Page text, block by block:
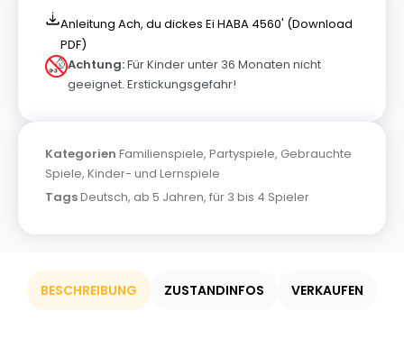
Anleitung Ach, du dickes Ei HABA 4560' (Download
PDF)
Achtung:Für Kinder unter 36 Monaten nicht
geeignet. Erstickungsgefahr!
Kategorien Familienspiele, Partyspiele, Gebrauchte
Spiele, Kinder- und Lernspiele
TagsDeutsch, ab 5 Jahren, für 3 bis 4 Spieler
BESCHREIBUNG ZUSTANDINFOS VERKAUFEN